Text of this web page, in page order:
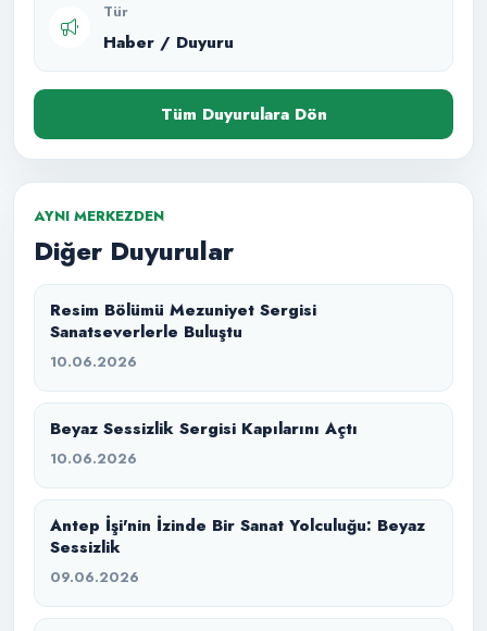
Tür
Haber / Duyuru
Tüm Duyurulara Dön
AYNI MERKEZDEN
Diğer Duyurular
Resim Bölümü Mezuniyet Sergisi
Sanatseverlerle Buluştu
10.06.2026
Beyaz Sessizlik Sergisi Kapılarını Açtı
10.06.2026
Antep İşi'nin İzinde Bir Sanat Yolculuğu: Beyaz
Sessizlik
09.06.2026